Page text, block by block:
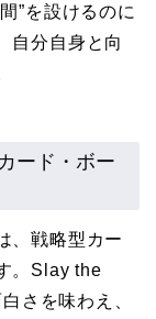
”を設けるのに
自分自身と向
ード・ボー
、戦略型カー
。Slay the
さを味わえ、